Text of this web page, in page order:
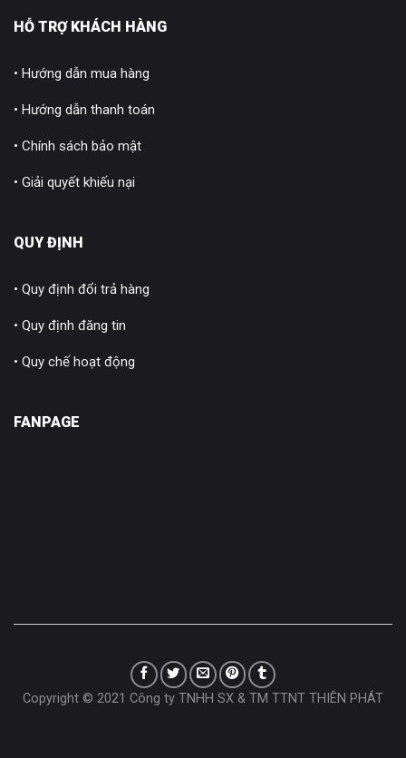
HỖ TRỢ KHÁCH HÀNG
• Hướng dẫn mua hàng
• Hướng dẫn thanh toán
• Chính sách bảo mật
• Giải quyết khiếu nại
QUY ĐỊNH
• Quy định đổi trả hàng
• Quy định đăng tin
• Quy chế hoạt động
FANPAGE
Copyright © 2021 Công ty TNHH SX & TM TTNT THIÊN PHÁT